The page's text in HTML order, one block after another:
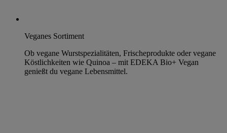
Veganes Sortiment
Ob vegane Wurstspezialitäten, Frischeprodukte oder vegane
Köstlichkeiten wie Quinoa – mit EDEKA Bio+ Vegan
genießt du vegane Lebensmittel.